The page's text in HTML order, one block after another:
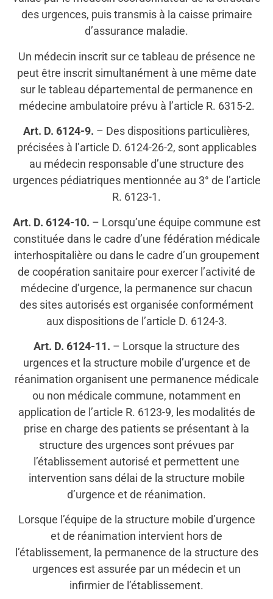
des urgences, puis transmis à la caisse primaire
d’assurance maladie.
Un médecin inscrit sur ce tableau de présence ne
peut être inscrit simultanément à une même date
sur le tableau départemental de permanence en
médecine ambulatoire prévu à l’article R. 6315-2.
Art. D. 6124-9. – Des dispositions particulières,
précisées à l’article D. 6124-26-2, sont applicables
au médecin responsable d’une structure des
urgences pédiatriques mentionnée au 3° de l’article
R. 6123-1.
Art. D. 6124-10. – Lorsqu’une équipe commune est
constituée dans le cadre d’une fédération médicale
interhospitalière ou dans le cadre d’un groupement
de coopération sanitaire pour exercer l’activité de
médecine d’urgence, la permanence sur chacun
des sites autorisés est organisée conformément
aux dispositions de l’article D. 6124-3.
Art. D. 6124-11. – Lorsque la structure des
urgences et la structure mobile d’urgence et de
réanimation organisent une permanence médicale
ou non médicale commune, notamment en
application de l’article R. 6123-9, les modalités de
prise en charge des patients se présentant à la
structure des urgences sont prévues par
l’établissement autorisé et permettent une
intervention sans délai de la structure mobile
d’urgence et de réanimation.
Lorsque l’équipe de la structure mobile d’urgence
et de réanimation intervient hors de
l’établissement, la permanence de la structure des
urgences est assurée par un médecin et un
infirmier de l’établissement.